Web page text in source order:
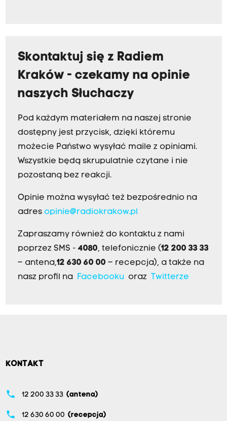
Skontaktuj się z Radiem
Kraków - czekamy na opinie
naszych Słuchaczy
Pod każdym materiałem na naszej stronie
dostępny jest przycisk, dzięki któremu
możecie Państwo wysyłać maile z opiniami.
Wszystkie będą skrupulatnie czytane i nie
pozostaną bez reakcji.
Opinie można wysyłać też bezpośrednio na
adres opinie@radiokrakow.pl
Zapraszamy również do kontaktu z nami
poprzez SMS - 4080, telefonicznie (12 200 33 33
– antena,12 630 60 00 – recepcja), a także na
nasz profil na
Facebookuoraz Twitterze
KONTAKT
phone 12 200 33 33 (antena)
phone 12 630 60 00 (recepcja)